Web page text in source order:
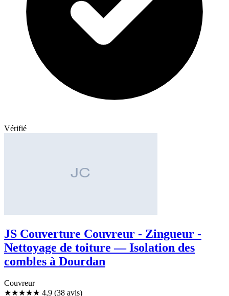
Vérifié
JS Couverture Couvreur - Zingueur -
Nettoyage de toiture — Isolation des
combles à Dourdan
Couvreur
★★★★★ 4,9 (38 avis)